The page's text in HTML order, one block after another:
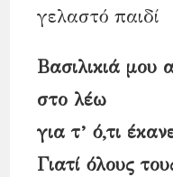
γελαστό παιδί
Βασιλικιά
στο λέω
για τ’ ό,τι
Γιατί όλους